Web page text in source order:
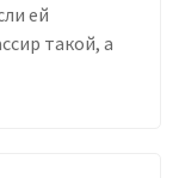
ей
такой, а